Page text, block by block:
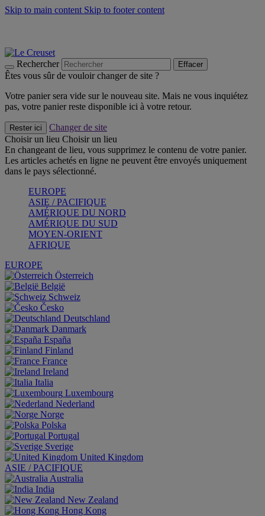
Skip to main content Skip to footer content
Rechercher Effacer
Êtes vous sûr de vouloir changer de site ?
Votre panier sera vide sur le nouveau site. Mais ne vous inquiétez
pas, votre panier reste disponible ici à votre retour.
Rester ici
Changer de site
Choisir un lieu Choisir un lieu
En changeant de lieu, vous supprimez le contenu de votre panier.
Les articles achetés en ligne ne peuvent être envoyés uniquement
dans le pays sélectionné.
EUROPE
ASIE / PACIFIQUE
AMÉRIQUE DU NORD
AMÉRIQUE DU SUD
MOYEN-ORIENT
AFRIQUE
EUROPE
Österreich
België
Schweiz
Česko
Deutschland
Danmark
España
Finland
France
Ireland
Italia
Luxembourg
Nederland
Norge
Polska
Portugal
Sverige
United Kingdom
ASIE / PACIFIQUE
Australia
India
New Zealand
Hong Kong